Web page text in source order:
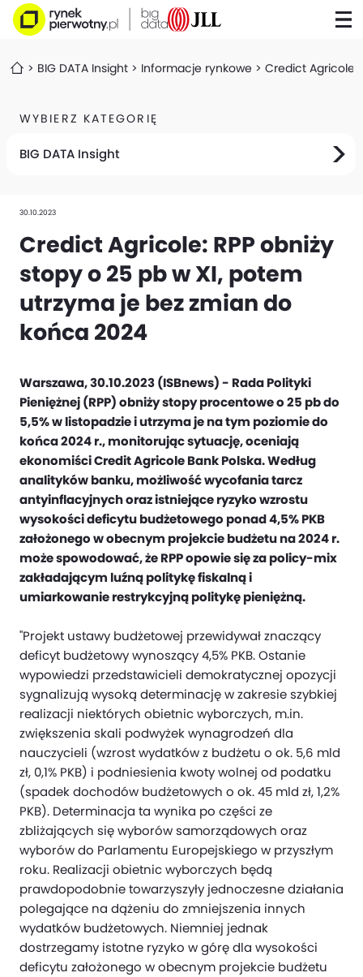
BIG DATA Insight Informacje rynkowe Credict Agricole:
WYBIERZ KATEGORIĘ
BIG DATA Insight
30.10.2023
Credict Agricole: RPP obniży
stopy o 25 pb w XI, potem
utrzyma je bez zmian do
końca 2024
Warszawa, 30.10.2023 (ISBnews) - Rada Polityki
Pieniężnej (RPP) obniży stopy procentowe o 25 pb do
5,5% w listopadzie i utrzyma je na tym poziomie do
końca 2024 r., monitorując sytuację, oceniają
ekonomiści Credit Agricole Bank Polska. Według
analityków banku, możliwość wycofania tarcz
antyinflacyjnych oraz istniejące ryzyko wzrostu
wysokości deficytu budżetowego ponad 4,5% PKB
założonego w obecnym projekcie budżetu na 2024 r.
może spowodować, że RPP opowie się za policy-mix
zakładającym luźną politykę fiskalną i
umiarkowanie restrykcyjną politykę pieniężną.
"Projekt ustawy budżetowej przewidywał znaczący
deficyt budżetowy wynoszący 4,5% PKB. Ostanie
wypowiedzi przedstawicieli demokratycznej opozycji
sygnalizują wysoką determinację w zakresie szybkiej
realizacji niektórych obietnic wyborczych, m.in.
zwiększenia skali podwyżek wynagrodzeń dla
nauczycieli (wzrost wydatków z budżetu o ok. 5,6 mld
zł, 0,1% PKB) i podniesienia kwoty wolnej od podatku
(spadek dochodów budżetowych o ok. 45 mld zł, 1,2%
PKB). Determinacja ta wynika po części ze
zbliżających się wyborów samorządowych oraz
wyborów do Parlamentu Europejskiego w przyszłym
roku. Realizacji obietnic wyborczych będą
prawdopodobnie towarzyszyły jednoczesne działania
polegające na dążeniu do zmniejszenia innych
wydatków budżetowych. Niemniej jednak
dostrzegamy istotne ryzyko w górę dla wysokości
deficytu założonego w obecnym projekcie budżetu